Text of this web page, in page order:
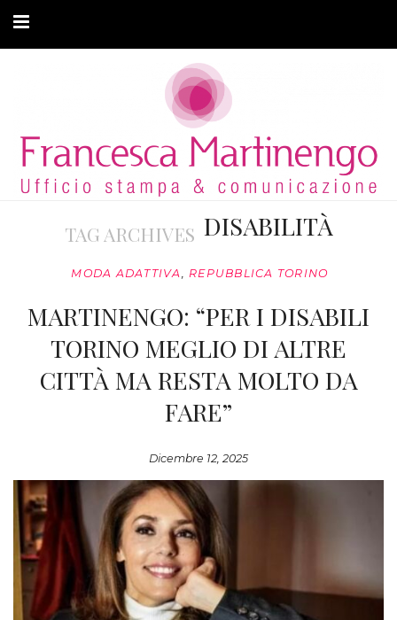
ARTICOLI
MODA ADATTIVA
CONTATTI
PRIVACY
TAG ARCHIVES DISABILITÀ
MODA ADATTIVA, REPUBBLICA TORINO
MARTINENGO: “PER I DISABILI
TORINO MEGLIO DI ALTRE
CITTÀ MA RESTA MOLTO DA
FARE”
Dicembre 12, 2025